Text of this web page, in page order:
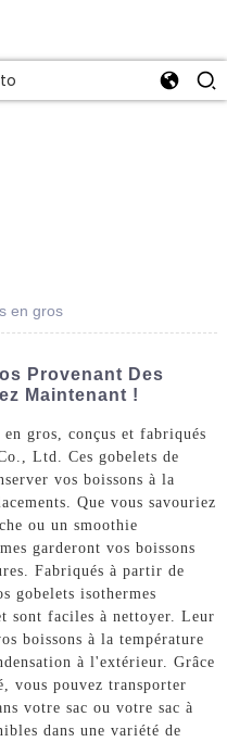
en gros
Provenant Des
Maintenant !
gros, conçus et fabriqués
Ltd. Ces gobelets de
vos boissons à la
Que vous savouriez
ou un smoothie
garderont vos boissons
Fabriqués à partir de
gobelets isothermes
sont faciles à nettoyer. Leur
boissons à la température
à l'extérieur. Grâce
vous pouvez transporter
votre sac ou votre sac à
dans une variété de